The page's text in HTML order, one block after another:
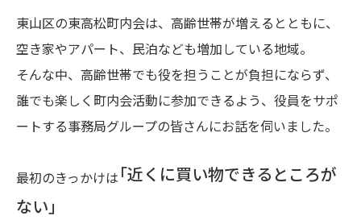
東山区の東高松町内会は、高齢世帯が増えるとともに、
空き家やアパート、民泊なども増加している地域。
そんな中、高齢世帯でも役を担うことが負担にならず、
誰でも楽しく町内会活動に参加できるよう、役員をサポ
ートする事務局グループの皆さんにお話を伺いました。
最初のきっかけは 「近くに買い物できるところが
ない」